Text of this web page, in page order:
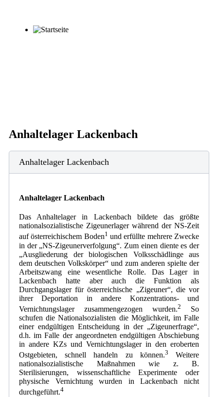
Anhaltelager Lackenbach
Anhaltelager Lackenbach
Anhaltelager Lackenbach
Das Anhaltelager in Lackenbach bildete das größte
nationalsozialistische Zigeunerlager während der NS-Zeit
auf österreichischem Boden1 und erfüllte mehrere Zwecke
in der „NS-Zigeunerverfolgung“. Zum einen diente es der
„Ausgliederung der biologischen Volksschädlinge aus
dem deutschen Volkskörper“ und zum anderen spielte der
Arbeitszwang eine wesentliche Rolle. Das Lager in
Lackenbach hatte aber auch die Funktion als
Durchgangslager für österreichische „Zigeuner“, die vor
ihrer Deportation in andere Konzentrations- und
Vernichtungslager zusammengezogen wurden.2
So
schufen die Nationalsozialisten die Möglichkeit, im Falle
einer endgültigen Entscheidung in der „Zigeunerfrage“,
d.h. im Falle der angeordneten endgültigen Abschiebung
in andere KZs und Vernichtungslager in den eroberten
Ostgebieten, schnell handeln zu können.3
Weitere
nationalsozialistische Maßnahmen wie z. B.
Sterilisierungen, wissenschaftliche Experimente oder
physische Vernichtung wurden in Lackenbach nicht
durchgeführt.4